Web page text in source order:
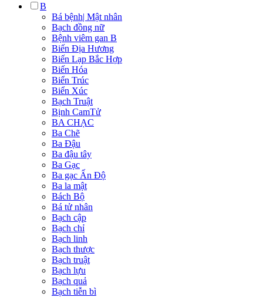
B
Bá bệnh| Mật nhân
Bạch đồng nữ
Bệnh viêm gan B
Biến Địa Hương
Biến Lạp Bắc Hợp
Biến Hóa
Biển Trúc
Biển Xúc
Bạch Truật
Bịnh CamTử
BA CHẠC
Ba Chẽ
Ba Đậu
Ba đậu tây
Ba Gạc
Ba gạc Ấn Độ
Ba la mật
Bách Bộ
Bá tử nhân
Bạch cập
Bạch chỉ
Bạch linh
Bạch thược
Bạch truật
Bạch lựu
Bạch quả
Bạch tiễn bì